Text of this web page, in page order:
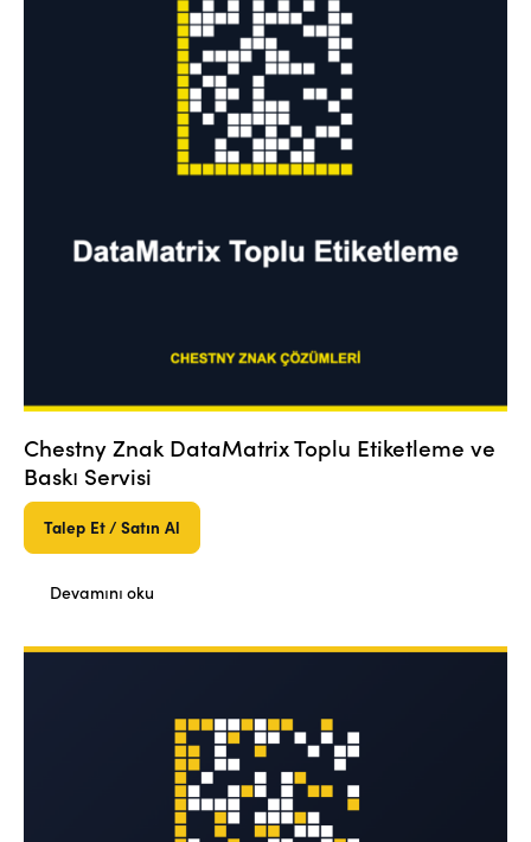
Chestny Znak DataMatrix Toplu Etiketleme ve
Baskı Servisi
Talep Et / Satın Al
Devamını oku